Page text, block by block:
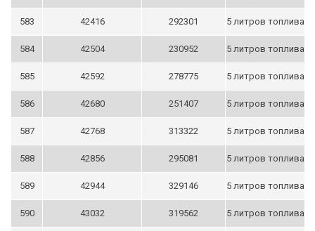
583 42416 292301 5 литров топлива
584 42504 230952 5 литров топлива
585 42592 278775 5 литров топлива
586 42680 251407 5 литров топлива
587 42768 313322 5 литров топлива
588 42856 295081 5 литров топлива
589 42944 329146 5 литров топлива
590 43032 319562 5 литров топлива